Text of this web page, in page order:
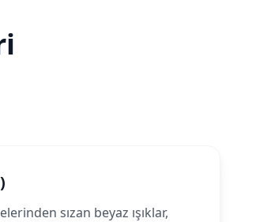
sızan beyaz ışıklar,